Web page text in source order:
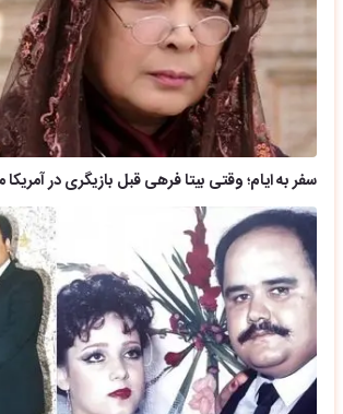
سفر به ایام؛ وقتی بیتا فرهی قبل بازیگری در آمریکا